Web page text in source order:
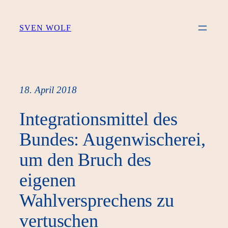
Inhalt
SVEN WOLF
18. April 2018
Integrationsmittel des
Bundes: Augenwischerei,
um den Bruch des
eigenen
Wahlversprechens zu
vertuschen